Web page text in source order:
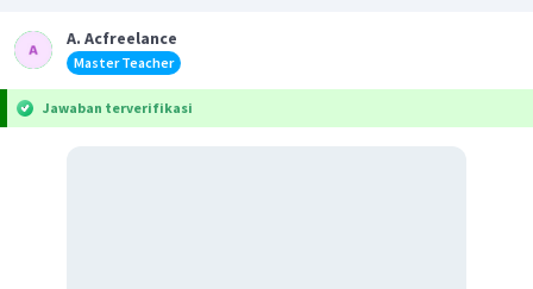
A. Acfreelance
Master Teacher
Jawaban terverifikasi